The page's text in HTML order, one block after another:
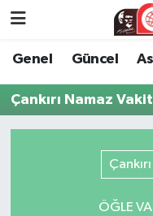
Genel Güncel
Çankırı Namaz
Çankırı
ÖĞLE
KATEGORİSİZ
ANA SAYFA
Genel
Güncel
Zonguldak
Zonguldak Hava